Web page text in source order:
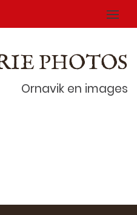
PHOTOS
Ornavik en images